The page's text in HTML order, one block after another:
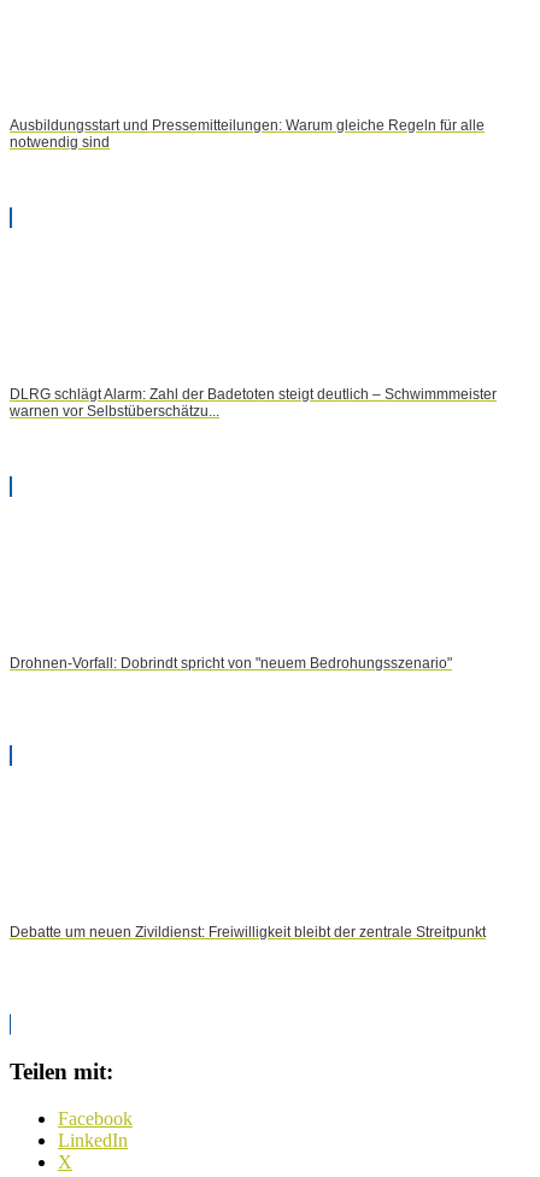
Ausbildungsstart und Pressemitteilungen: Warum gleiche Regeln für alle
notwendig sind
DLRG schlägt Alarm: Zahl der Badetoten steigt deutlich – Schwimmmeister
warnen vor Selbstüberschätzu...
Drohnen-Vorfall: Dobrindt spricht von "neuem Bedrohungsszenario"
Debatte um neuen Zivildienst: Freiwilligkeit bleibt der zentrale Streitpunkt
Teilen mit:
Facebook
LinkedIn
X